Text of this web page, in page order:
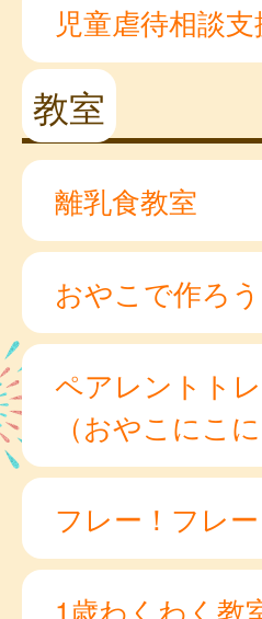
児童虐待相談支
教室
離乳食教室
おやこで作ろ
ペアレントト
（おやこにこ
フレー！フレ
1歳わくわく教